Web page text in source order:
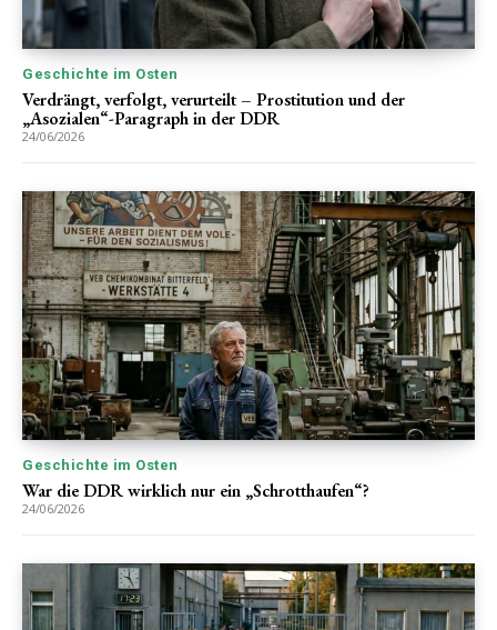
Geschichte im Osten
Verdrängt, verfolgt, verurteilt – Prostitution und der
„Asozialen“-Paragraph in der DDR
24/06/2026
Geschichte im Osten
War die DDR wirklich nur ein „Schrotthaufen“?
24/06/2026